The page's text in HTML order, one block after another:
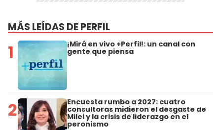
MÁS LEÍDAS DE PERFIL
1 ¡Mirá en vivo +Perfil!: un canal con
gente que piensa
2 Encuesta rumbo a 2027: cuatro
consultoras midieron el desgaste de
Milei y la crisis de liderazgo en el
peronismo